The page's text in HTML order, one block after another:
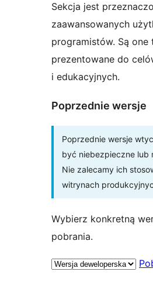
Sekcja jest
zaawansowanych
programistów. Są one
prezentowane do
i edukacyjnych.
Poprzednie wersje
Poprzednie wersje
być niebezpieczne lub
Nie zalecamy ich
witrynach
Wybierz konkretną
pobrania.